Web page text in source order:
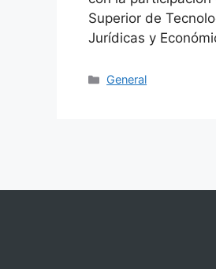
Superior de
Jurídicas y
General